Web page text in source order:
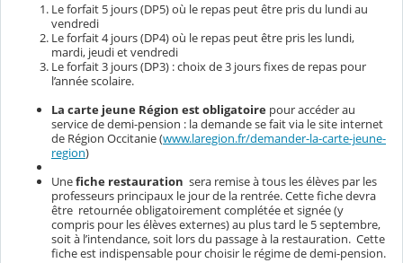
Le forfait 5 jours (DP5) où le repas peut être pris du lundi au
vendredi
Le forfait 4 jours (DP4) où le repas peut être pris les lundi,
mardi, jeudi et vendredi
Le forfait 3 jours (DP3) : choix de 3 jours fixes de repas pour
l’année scolaire.
La carte jeune Région est obligatoire pour accéder au
service de demi-pension : la demande se fait via le site internet
de Région Occitanie (www.laregion.fr/demander-la-carte-jeune-
region)
Unefiche restauration sera remise à tous les élèves par les
professeurs principaux le jour de la rentrée. Cette fiche devra
être retournée obligatoirement complétée et signée (y
compris pour les élèves externes) au plus tard le 5 septembre,
soit à l’intendance, soit lors du passage à la restauration. Cette
fiche est indispensable pour choisir le régime de demi-pension.